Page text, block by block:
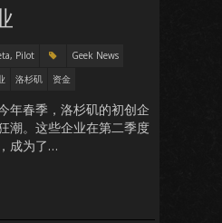
Pilot
Geek News
洛杉矶 资金
年春季，洛杉矶的初创企
潮。这些企业在第二季度
成为了…